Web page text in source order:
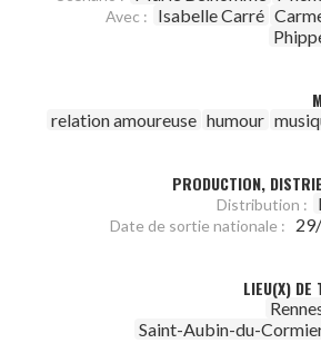
Avec : Isabelle Carré
relation amoureuse humour
PRODUCTION,
Distribution :
Date de sortie nationale :
LIEU(X) DE
Saint-Aubin-du-